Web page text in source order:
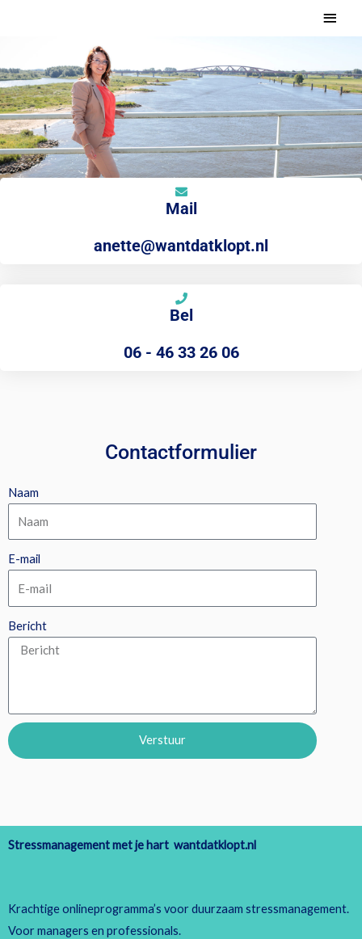
inhoud
Mail
anette@wantdatklopt.nl
Bel
06 - 46 33 26 06
Contactformulier
Naam
E-mail
Bericht
Verstuur
Stressmanagement met je hart wantdatklopt.nl
Krachtige onlineprogramma’s voor duurzaam stressmanagement.
Voor managers en professionals.